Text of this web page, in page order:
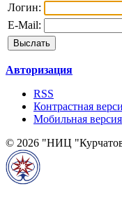
Логин:
E-Mail:
Авторизация
RSS
Контрастная
Мобильная версия
© 2026 "НИЦ